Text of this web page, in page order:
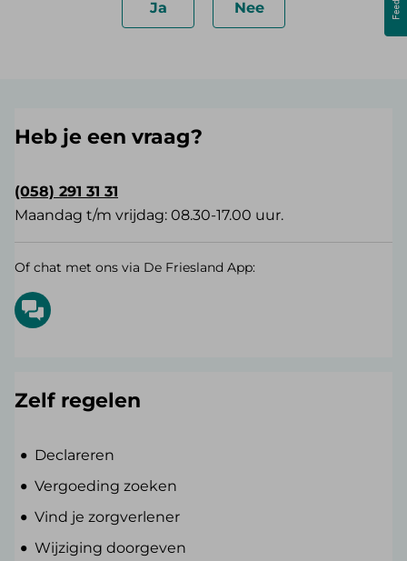
Ja Nee
Heb je een vraag?
(058) 291 31 31
Maandag t/m vrijdag: 08.30-17.00 uur.
Of chat met ons via De Friesland App:
Zelf regelen
Declareren
Vergoeding zoeken
Vind je zorgverlener
Wijziging doorgeven